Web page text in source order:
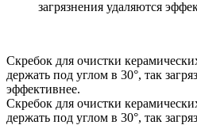
загрязнения удаляются
Скребок для очистки
держать под углом в 30°, так
эффективнее.
Скребок для очистки
держать под углом в 30°, так